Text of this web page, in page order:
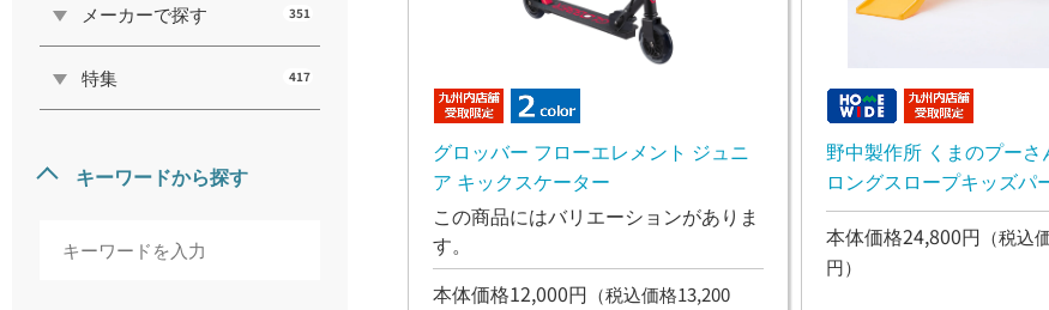
メーカーで探す 351
特集 417
キーワードから探す
グロッバー フローエレメント ジュニ
ア キックスケーター
この商品にはバリエーションがありま
す。
本体価格12,000円 （税込価格13,200
野中製作所 くまのプーさ
ロングスロープキッズパ
遊具
本体価格24,800円 （税込
円）